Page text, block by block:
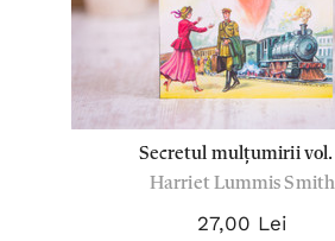
Secretul mulțumirii vol.
Harriet Lummis Smith
27,00 Lei